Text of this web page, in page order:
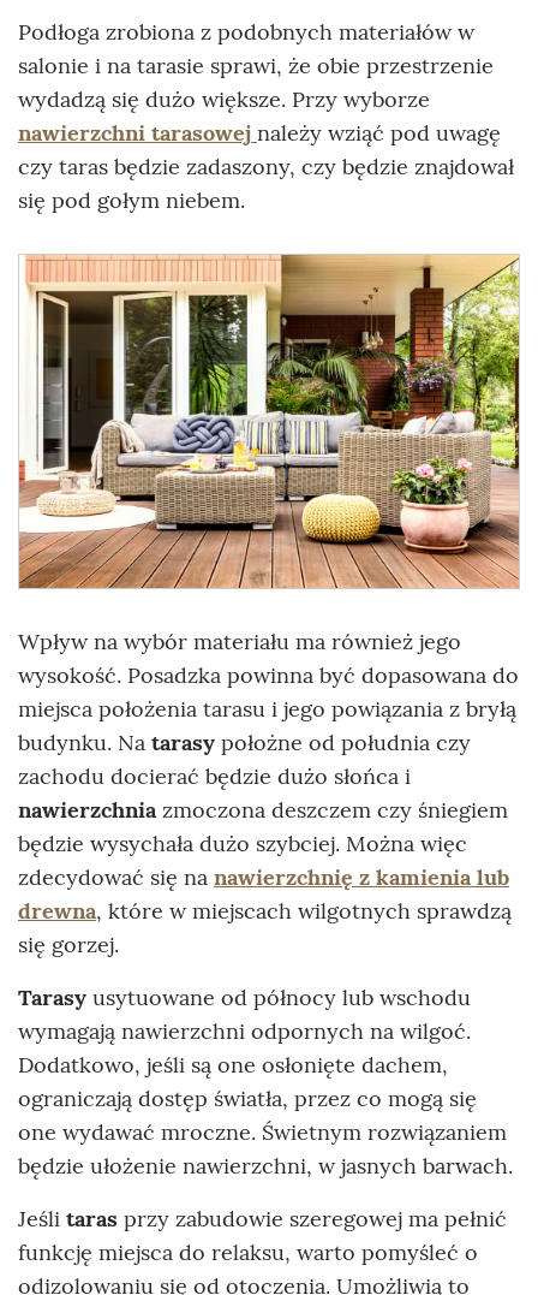
Podłoga zrobiona z podobnych materiałów w
salonie i na tarasie sprawi, że obie przestrzenie
wydadzą się dużo większe. Przy wyborze
nawierzchni tarasowej należy wziąć pod uwagę
czy taras będzie zadaszony, czy będzie znajdował
się pod gołym niebem.
Wpływ na wybór materiału ma również jego
wysokość. Posadzka powinna być dopasowana do
miejsca położenia tarasu i jego powiązania z bryłą
budynku. Na tarasy położne od południa czy
zachodu docierać będzie dużo słońca i
nawierzchniazmoczona deszczem czy śniegiem
będzie wysychała dużo szybciej. Można więc
zdecydować się na nawierzchnię z kamienia lub
drewna, które w miejscach wilgotnych sprawdzą
się gorzej.
Tarasy usytuowane od północy lub wschodu
wymagają nawierzchni odpornych na wilgoć.
Dodatkowo, jeśli są one osłonięte dachem,
ograniczają dostęp światła, przez co mogą się
one wydawać mroczne. Świetnym rozwiązaniem
będzie ułożenie nawierzchni, w jasnych barwach.
Jeśli taras przy zabudowie szeregowej ma pełnić
funkcję miejsca do relaksu, warto pomyśleć o
odizolowaniu się od otoczenia. Umożliwią to